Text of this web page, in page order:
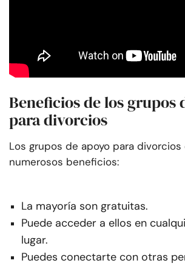
Beneficios de los grupos
para divorcios
Los grupos de apoyo para
numerosos beneficios:
La mayoría son gratuitas.
Puede acceder a ellos en
lugar.
Puedes conectarte con otras